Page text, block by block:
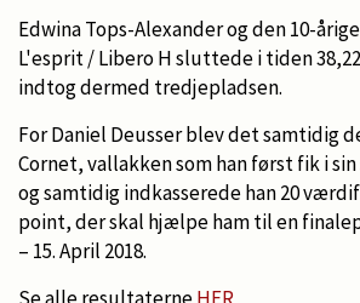
Edwina Tops-Alexander og den 10-
L'esprit / Libero H sluttede i tiden
indtog dermed tredjepladsen.
For Daniel Deusser blev det samtidig
Cornet, vallakken som han først fik i
og samtidig indkasserede han 20
point, der skal hjælpe ham til en
– 15. April 2018.
Se alle resultaterneHER